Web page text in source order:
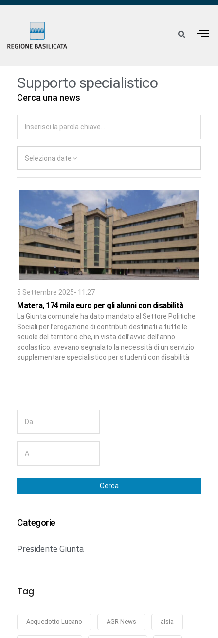
Supporto specialistico
Cerca una news
Seleziona date
5 Settembre 2025- 11:27
Matera, 174 mila euro per gli alunni con disabilità
La Giunta comunale ha dato mandato al Settore Politiche
Sociali per l’erogazione di contributi destinati a tutte le
scuole del territorio che, in vista dell’avvio dell’anno
scolastico, avevano segnalato la necessità di un servizio
supplementare specialistico per studenti con disabilità
Cerca
Categorie
Presidente Giunta
Tag
Acquedotto Lucano AGR News alsia